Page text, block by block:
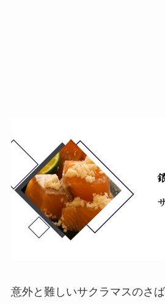
意外と難しいサクラマスのさ